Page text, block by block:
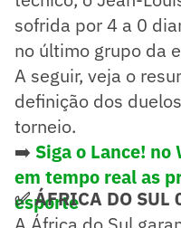
sofrida por 4 a 0
no último grupo da
A seguir, veja o
definição dos
torneio.
➡️ Siga o Lance!
em tempo real as
esporte
✅ ÁFRICA DO